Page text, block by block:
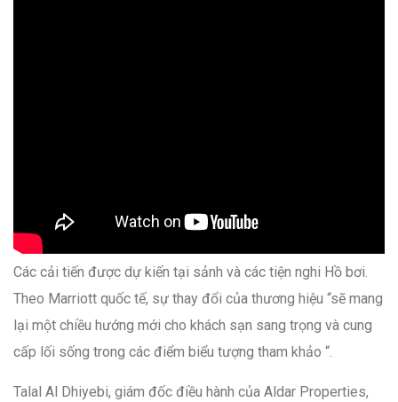
Các cải tiến được dự kiến tại sảnh và các tiện nghi Hồ bơi.
Theo Marriott quốc tế, sự thay đổi của thương hiệu “sẽ mang
lại một chiều hướng mới cho khách sạn sang trọng và cung
cấp lối sống trong các điểm biểu tượng tham khảo “.
Talal Al Dhiyebi, giám đốc điều hành của Aldar Properties,